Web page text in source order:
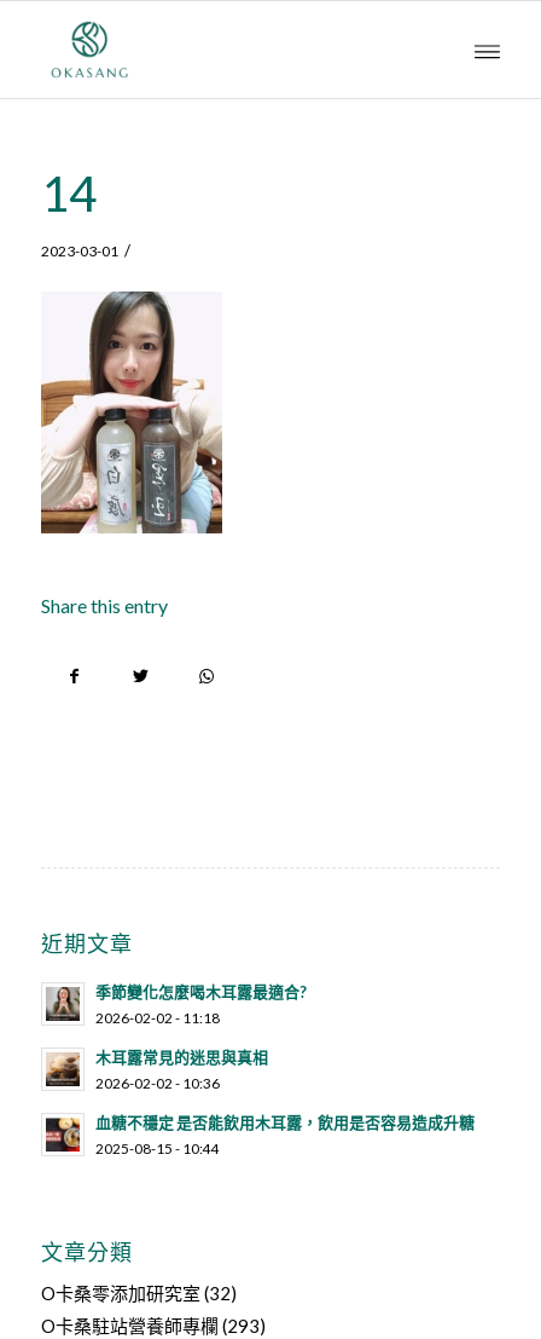
14
2023-03-01 /
Share this entry
近期文章
季節變化怎麼喝木耳露最適合?
2026-02-02 - 11:18
木耳露常見的迷思與真相
2026-02-02 - 10:36
血糖不穩定 是否能飲用木耳露，飲用是否容易造成升糖
2025-08-15 - 10:44
文章分類
O卡桑零添加研究室 (32)
O卡桑駐站營養師專欄 (293)